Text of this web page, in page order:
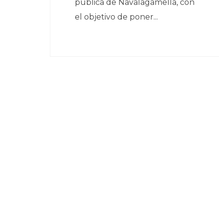
pública de Navalagamella, con
el objetivo de poner...